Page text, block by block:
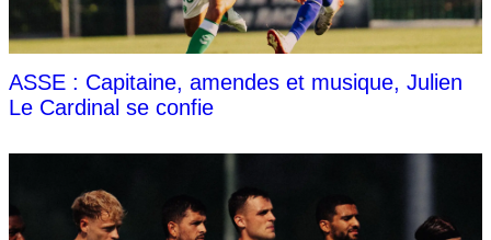
ASSE : Capitaine, amendes et musique, Julien
Le Cardinal se confie